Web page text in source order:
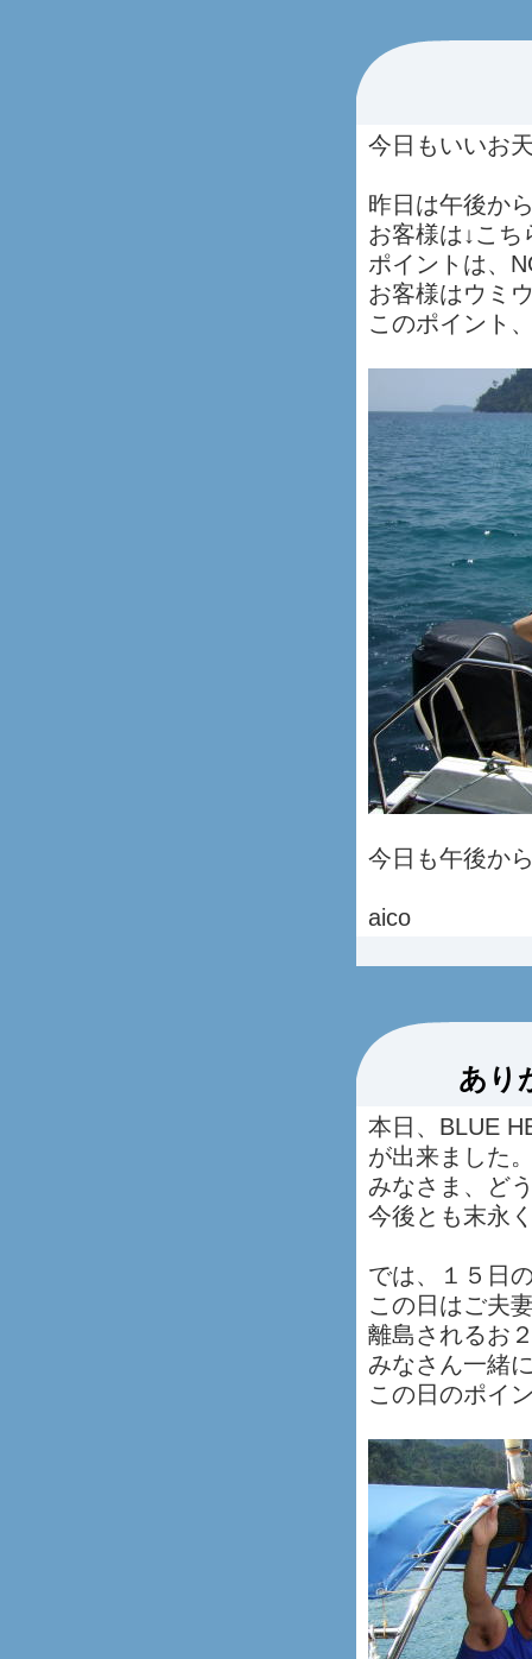
今日もいいお
昨日は午後か
お客様は↓こ
ポイントは、
お客様はウミ
このポイント
今日も午後か
aico
あり
本日、BLUE
が出来ました
みなさま、ど
今後とも末永
では、１５日
この日はご夫
離島されるお
みなさん一緒
この日のポイ